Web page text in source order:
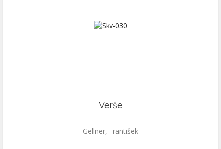
Verše
Gellner, František